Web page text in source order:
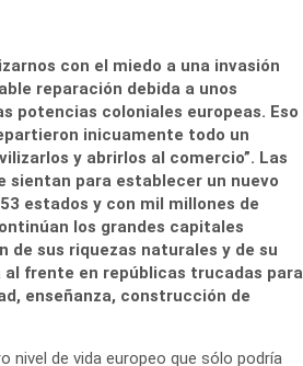
con el miedo a una invasión
reparación debida a unos
potencias coloniales europeas. Eso
inicuamente todo un
y abrirlos al comercio”. Las
sientan para establecer un nuevo
estados y con mil millones de
los grandes capitales
de sus riquezas naturales y de su
frente en repúblicas trucadas para
enseñanza, construcción de
nivel de vida europeo que sólo podría